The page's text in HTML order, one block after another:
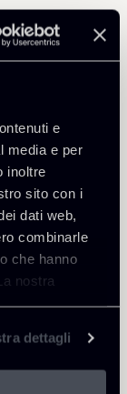
e
media e per
inoltre
sito con i
dati web,
combinarle
che hanno
nostra
dettagli